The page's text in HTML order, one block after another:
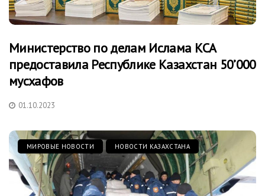
Министерство по делам Ислама КСА
предоставила Республике Казахстан 50’000
мусхафов
01.10.2023
МИРОВЫЕ НОВОСТИ НОВОСТИ КАЗАХСТАНА